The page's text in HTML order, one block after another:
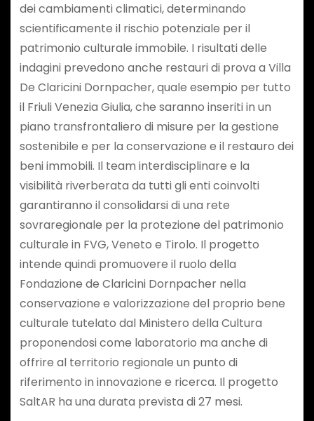
dei cambiamenti climatici, determinando
scientificamente il rischio potenziale per il
patrimonio culturale immobile. I risultati delle
indagini prevedono anche restauri di prova a Villa
De Claricini Dornpacher, quale esempio per tutto
il Friuli Venezia Giulia, che saranno inseriti in un
piano transfrontaliero di misure per la gestione
sostenibile e per la conservazione e il restauro dei
beni immobili. Il team interdisciplinare e la
visibilità riverberata da tutti gli enti coinvolti
garantiranno il consolidarsi di una rete
sovraregionale per la protezione del patrimonio
culturale in FVG, Veneto e Tirolo. Il progetto
intende quindi promuovere il ruolo della
Fondazione de Claricini Dornpacher nella
conservazione e valorizzazione del proprio bene
culturale tutelato dal Ministero della Cultura
proponendosi come laboratorio ma anche di
offrire al territorio regionale un punto di
riferimento in innovazione e ricerca. Il progetto
SaltAR ha una durata prevista di 27 mesi.